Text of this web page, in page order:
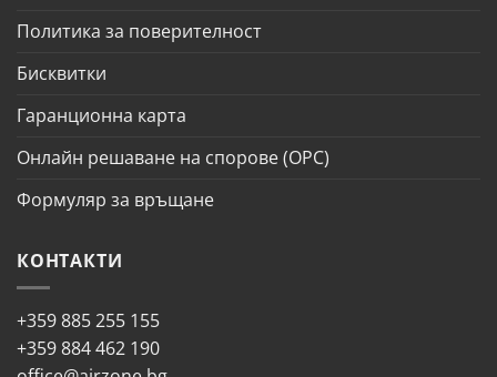
Политика за поверителност
Бисквитки
Гаранционна карта
Онлайн решаване на спорове (ОРС)
Формуляр за връщане
КОНТАКТИ
+359 885 255 155
+359 884 462 190